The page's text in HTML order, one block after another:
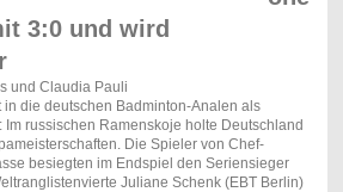
3:0 und wird
und Claudia Pauli
in die deutschen Badminton-Analen als
Im russischen Ramenskoje holte Deutschland
Die Spieler von Chef-
besiegten im Endspiel den Seriensieger
Juliane Schenk (EBT Berlin)